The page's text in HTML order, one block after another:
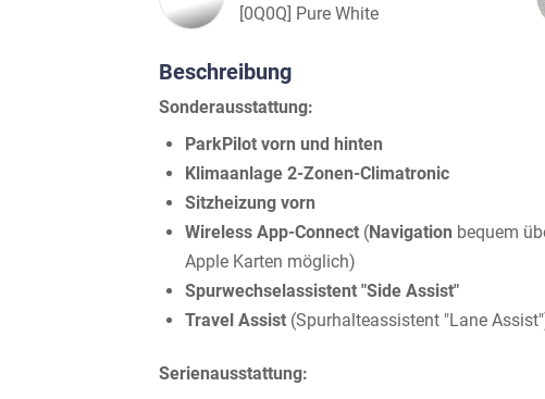
[0Q0Q] Pure White
Beschreibung
Sonderausstattung:
ParkPilot vorn und hinten
Klimaanlage 2-Zonen-Climatronic
Sitzheizung vorn
Wireless App-Connect (Navigation bequem
Apple Karten möglich)
Spurwechselassistent "Side Assist"
Travel Assist (Spurhalteassistent "Lane
Serienausstattung: